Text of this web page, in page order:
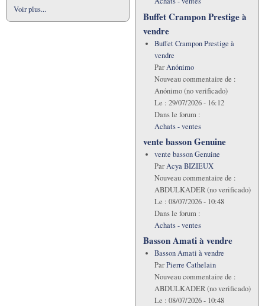
Voir plus...
Buffet Crampon Prestige à
vendre
Buffet Crampon Prestige à
vendre
ParAnónimo
Nouveau commentaire de :
Anónimo (no verificado)
Le : 29/07/2026 - 16:12
Dans le forum :
Achats - ventes
vente basson Genuine
vente basson Genuine
ParAcya BIZIEUX
Nouveau commentaire de :
ABDULKADER (no verificado)
Le : 08/07/2026 - 10:48
Dans le forum :
Achats - ventes
Basson Amati à vendre
Basson Amati à vendre
ParPierre Cathelain
Nouveau commentaire de :
ABDULKADER (no verificado)
Le : 08/07/2026 - 10:48